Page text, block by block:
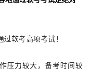
软考高项考试！
压力较大，备考时间较